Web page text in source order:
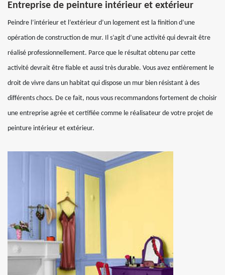
Entreprise de peinture intérieur et extérieur
Peindre l’intérieur et l’extérieur d’un logement est la finition d’une
opération de construction de mur. Il s’agit d’une activité qui devrait être
réalisé professionnellement. Parce que le résultat obtenu par cette
activité devrait être fiable et aussi très durable. Vous avez entièrement le
droit de vivre dans un habitat qui dispose un mur bien résistant à des
différents chocs. De ce fait, nous vous recommandons fortement de choisir
une entreprise agrée et certifiée comme le réalisateur de votre projet de
peinture intérieur et extérieur.